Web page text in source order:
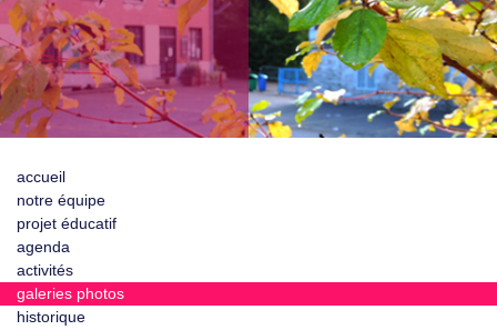
accueil
notre équipe
projet éducatif
agenda
activités
galeries photos
historique